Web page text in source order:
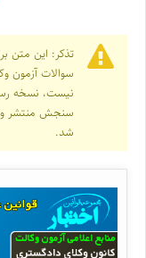
تذکر: این متن
سوالات آزمون
نیست، نسخه
سنجش منتشر و
شد.